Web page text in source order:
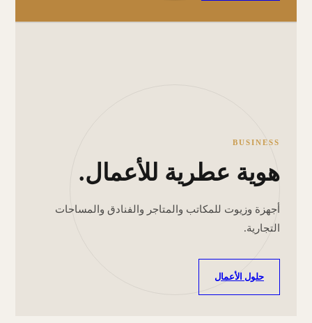
BUSINESS
هوية عطرية للأعمال.
أجهزة وزيوت للمكاتب والمتاجر والفنادق والمساحات
التجارية.
حلول الأعمال